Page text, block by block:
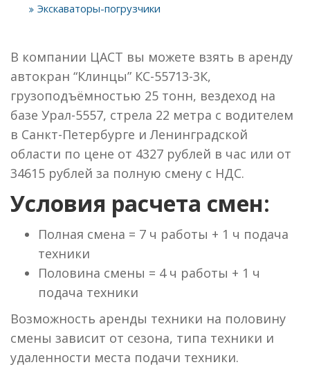
Экскаваторы-погрузчики
В компании ЦАСТ вы можете взять в аренду
автокран “Клинцы” КС-55713-3К,
грузоподъёмностью 25 тонн, вездеход на
базе Урал-5557, стрела 22 метра с водителем
в Санкт-Петербурге и Ленинградской
области по цене от 4327 рублей в час или от
34615 рублей за полную смену с НДС.
Условия расчета смен:
Полная смена = 7 ч работы + 1 ч подача
техники
Половина смены = 4 ч работы + 1 ч
подача техники
Возможность аренды техники на половину
смены зависит от сезона, типа техники и
удаленности места подачи техники.